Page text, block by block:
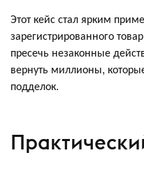
Этот кейс стал ярким
зарегистрированного
пресечь незаконные
вернуть миллионы,
подделок.